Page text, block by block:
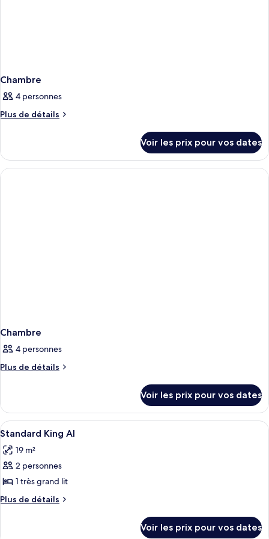
Chambre
4 personnes
Plus de détails
Plus
le
type
de
Voir les prix pour vos dates
Chambre
4 personnes
Plus de détails
Plus
le
type
de
Chambre
Voir les prix pour vos dates
Afficher
toutes
les
photos
pour
ce
Rideaux occultants, fer et planche à
2
Standard King AI
19 m²
2 personnes
1 très grand lit
Plus de détails
Plus
Voir les prix pour vos dates